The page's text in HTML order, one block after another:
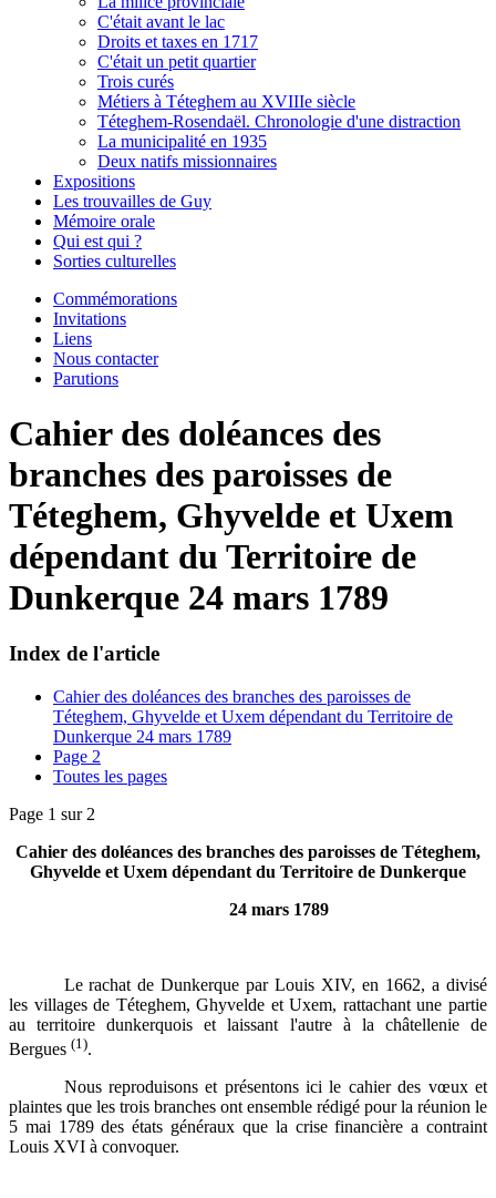
C'était avant le lac
Droits et taxes en 1717
C'était un petit quartier
Trois curés
Métiers à Téteghem au XVIIIe siècle
Téteghem-Rosendaël. Chronologie d'une distraction
La municipalité en 1935
Deux natifs missionnaires
Expositions
Les trouvailles de Guy
Mémoire orale
Qui est qui ?
Sorties culturelles
Commémorations
Invitations
Liens
Nous contacter
Parutions
Cahier des doléances des
branches des paroisses de
Téteghem, Ghyvelde et Uxem
dépendant du Territoire de
Dunkerque 24 mars 1789
Index de l'article
Cahier des doléances des branches des paroisses de
Téteghem, Ghyvelde et Uxem dépendant du Territoire de
Dunkerque 24 mars 1789
Page 2
Toutes les pages
Page 1 sur 2
Cahier des doléances des branches des paroisses de Téteghem,
Ghyvelde et Uxem dépendant du Territoire de Dunkerque
24 mars 1789
Le rachat de Dunkerque par Louis XIV, en 1662, a divisé
les villages de Téteghem, Ghyvelde et Uxem, rattachant une partie
au territoire dunkerquois et laissant l'autre à la châtellenie de
Bergues (1).
Nous reproduisons et présentons ici le cahier des vœux et
plaintes que les trois branches ont ensemble rédigé pour la réunion le
5 mai 1789 des états généraux que la crise financière a contraint
Louis XVI à convoquer.